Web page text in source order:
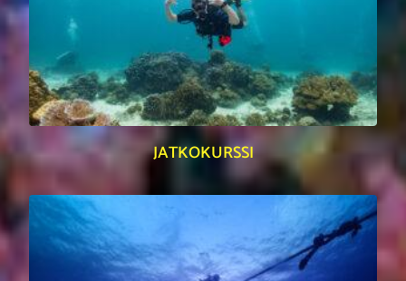
JATKOKURSSI